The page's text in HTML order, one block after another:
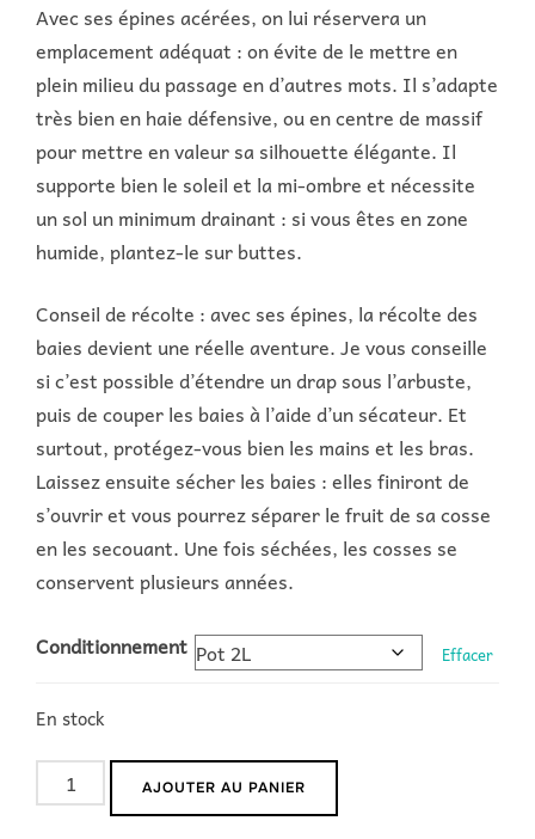
Avec ses épines acérées, on lui réservera un
emplacement adéquat : on évite de le mettre en
plein milieu du passage en d’autres mots. Il s’adapte
très bien en haie défensive, ou en centre de massif
pour mettre en valeur sa silhouette élégante. Il
supporte bien le soleil et la mi-ombre et nécessite
un sol un minimum drainant : si vous êtes en zone
humide, plantez-le sur buttes.
Conseil de récolte : avec ses épines, la récolte des
baies devient une réelle aventure. Je vous conseille
si c’est possible d’étendre un drap sous l’arbuste,
puis de couper les baies à l’aide d’un sécateur. Et
surtout, protégez-vous bien les mains et les bras.
Laissez ensuite sécher les baies : elles finiront de
s’ouvrir et vous pourrez séparer le fruit de sa cosse
en les secouant. Une fois séchées, les cosses se
conservent plusieurs années.
Conditionnement Effacer
En stock
quantité
de
AJOUTER AU PANIER